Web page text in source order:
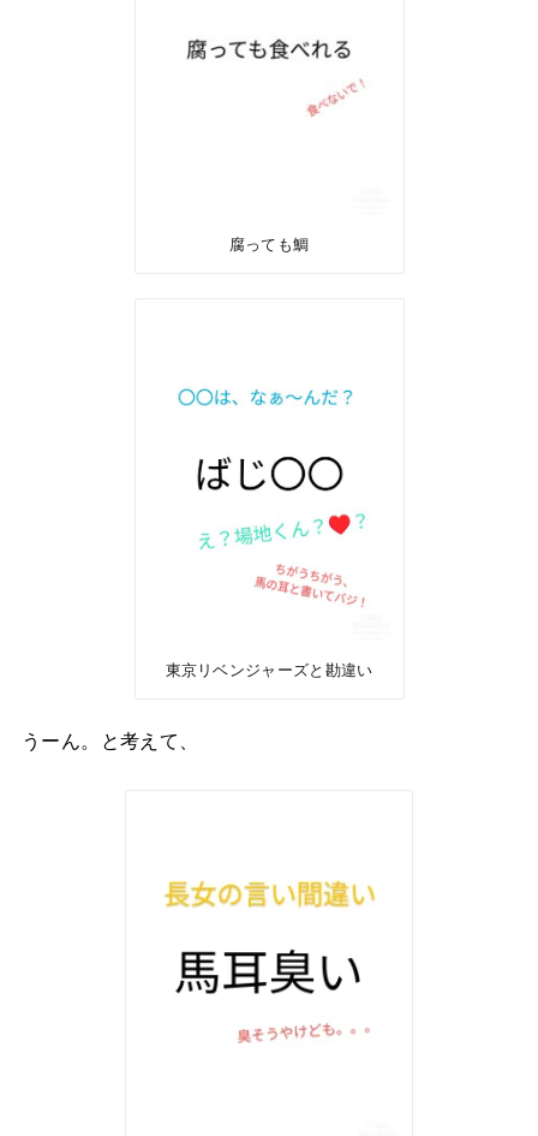
腐っても鯛
東京リベンジャーズと勘違い
うーん。と考えて、